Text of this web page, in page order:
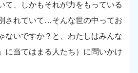
て、しかもそれが力をもっている
されていて…そんな世の中ってお
ないですか？と、わたしはみんな
に当てはまる人たち）に問いかけ